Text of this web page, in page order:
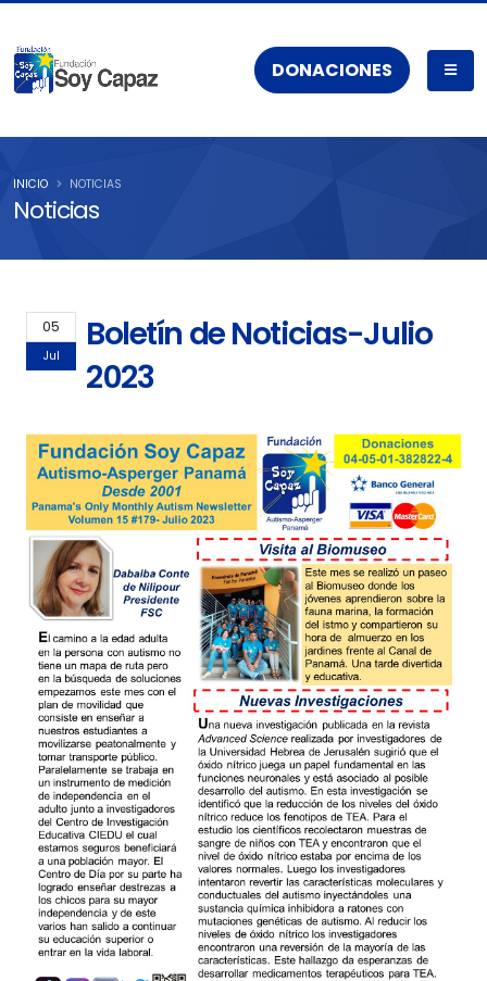
DONACIONES
Noticias
INICIO NOTICIAS
05
Jul
Boletín de Noticias-Julio
2023